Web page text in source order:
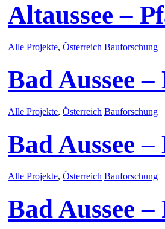
Altaussee –
Alle Projekte, Österreich Bauforschung
Bad Aussee
Alle Projekte, Österreich Bauforschung
Bad Aussee
Alle Projekte, Österreich Bauforschung
Bad Aussee